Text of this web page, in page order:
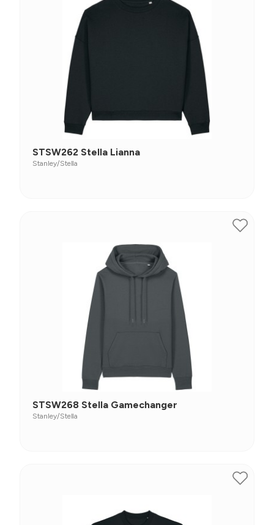
STSW262 Stella Lianna
Stanley/Stella
STSW268 Stella Gamechanger
Stanley/Stella